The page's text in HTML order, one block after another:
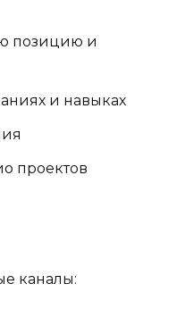
позицию и
и навыках
проектов
каналы: